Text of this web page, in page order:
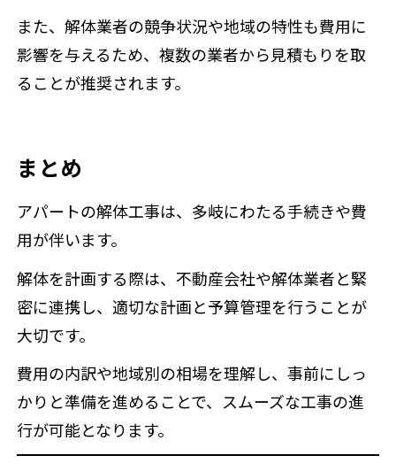
また、解体業者の競争状況や地域の特性も費用に
影響を与えるため、複数の業者から見積もりを取
ることが推奨されます。
まとめ
アパートの解体工事は、多岐にわたる手続きや費
用が伴います。
解体を計画する際は、不動産会社や解体業者と緊
密に連携し、適切な計画と予算管理を行うことが
大切です。
費用の内訳や地域別の相場を理解し、事前にしっ
かりと準備を進めることで、スムーズな工事の進
行が可能となります。